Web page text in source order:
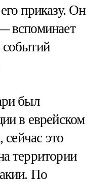
приказу. Он
вспоминает
был
в еврейском
сейчас это
территории
По